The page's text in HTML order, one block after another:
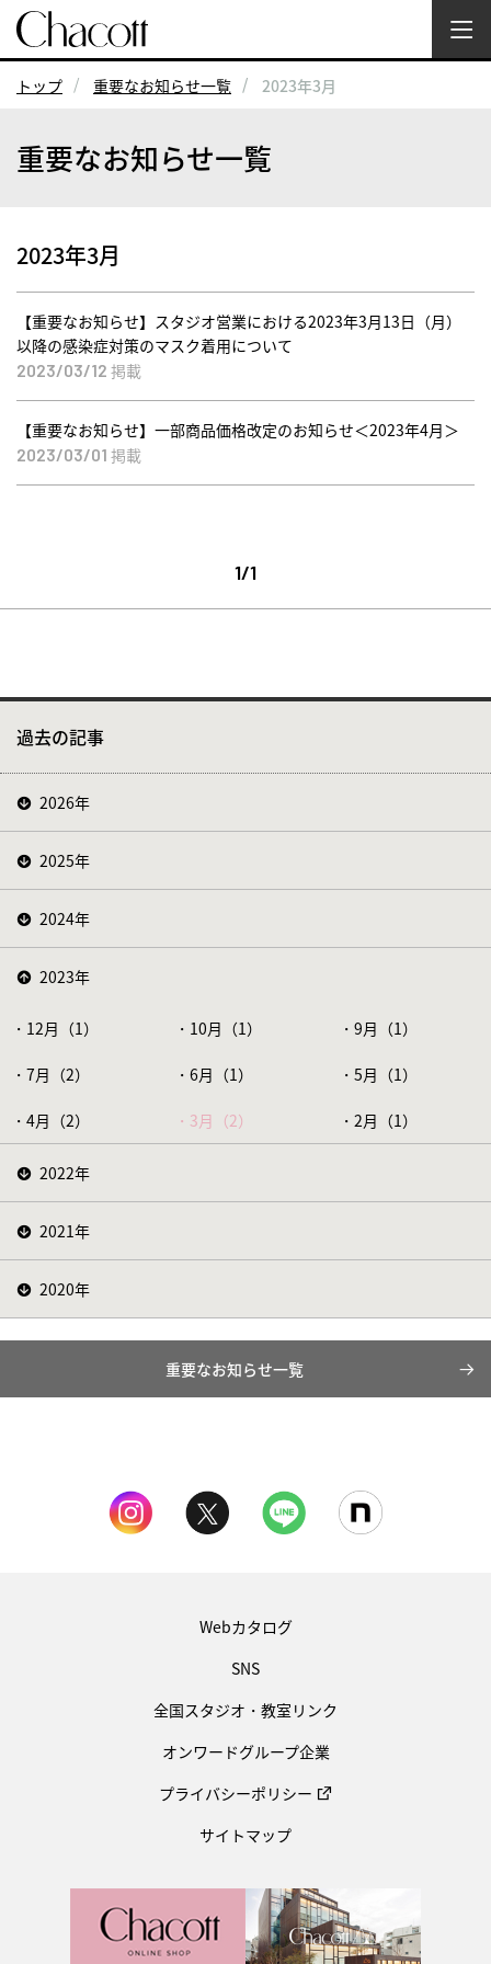
トップ 重要なお知らせ一覧 2023年3月
重要なお知らせ一覧
2023年3月
2023/03/12 掲載
【重要なお知らせ】スタジオ営業における2023年3月13日（月）
以降の感染症対策のマスク着用について
2023/03/01 掲載
【重要なお知らせ】一部商品価格改定のお知らせ＜2023年4月＞
1/1
過去の記事
2026年
2025年
2024年
2023年
12月（1） 10月（1） 9月（1）
7月（2） 6月（1） 5月（1）
4月（2） 3月（2） 2月（1）
2022年
2021年
2020年
重要なお知らせ一覧
Webカタログ
SNS
全国スタジオ・教室リンク
オンワードグループ企業
プライバシーポリシー
サイトマップ